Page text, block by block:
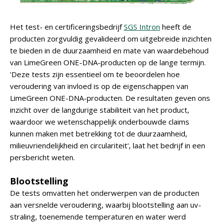
Het test- en certificeringsbedrijfSGS Intron heeft de
producten zorgvuldig gevalideerd om uitgebreide inzichten
te bieden in de duurzaamheid en mate van waardebehoud
van LimeGreen ONE-DNA-producten op de lange termijn.
'Deze tests zijn essentieel om te beoordelen hoe
veroudering van invloed is op de eigenschappen van
LimeGreen ONE-DNA-producten. De resultaten geven ons
inzicht over de langdurige stabiliteit van het product,
waardoor we wetenschappelijk onderbouwde claims
kunnen maken met betrekking tot de duurzaamheid,
milieuvriendelijkheid en circulariteit', laat het bedrijf in een
persbericht weten.
Blootstelling
De tests omvatten het onderwerpen van de producten
aan versnelde veroudering, waarbij blootstelling aan uv-
straling, toenemende temperaturen en water werd